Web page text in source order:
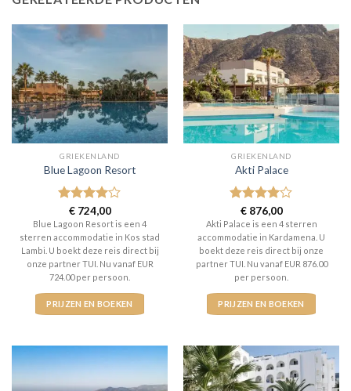
GRIEKENLAND
Blue Lagoon Resort
Gewaardeerd
4uit 5
€724,00
Blue Lagoon Resort is een 4
sterren accommodatie in Kos stad
Lambi. U boekt deze reis direct bij
onze partner TUI. Nu vanaf EUR
724.00 per persoon.
PRIJZEN EN BOEKEN
GRIEKENLAND
Akti Palace
Gewaardeerd
4uit 5
€876,00
Akti Palace is een 4 sterren
accommodatie in Kardamena. U
boekt deze reis direct bij onze
partner TUI. Nu vanaf EUR 876.00
per persoon.
PRIJZEN EN BOEKEN